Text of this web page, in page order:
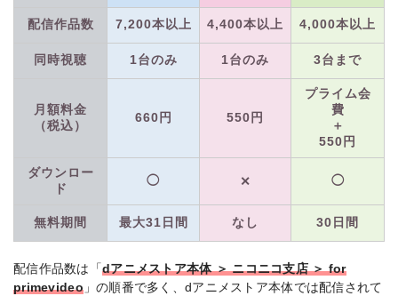
配信作品数 7,200本以上 4,400本以上 4,000本以上
同時視聴 1台のみ 1台のみ 3台まで
月額料金
（税込）
660円 550円
プライム会
費
＋
550円
ダウンロー
ド
◯ ✕ ◯
無料期間 最大31日間 なし 30日間
配信作品数は「 dアニメストア本体 ＞ ニコニコ支店 ＞ for
primevideo」の順番で多く、dアニメストア本体では配信されて